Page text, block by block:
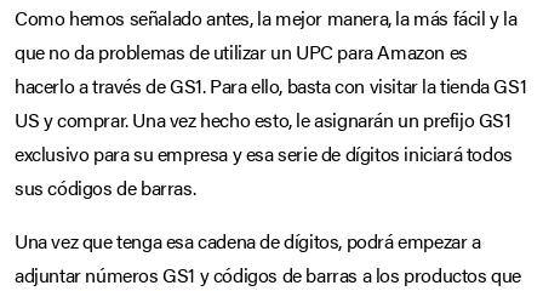
Como hemos señalado antes, la mejor manera, la más fácil y la
que no da problemas de utilizar un UPC para Amazon es
hacerlo a través de GS1. Para ello, basta con visitar la tienda GS1
US y comprar. Una vez hecho esto, le asignarán un prefijo GS1
exclusivo para su empresa y esa serie de dígitos iniciará todos
sus códigos de barras.
Una vez que tenga esa cadena de dígitos, podrá empezar a
adjuntar números GS1 y códigos de barras a los productos que